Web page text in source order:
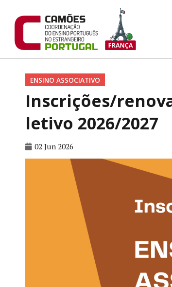
ENSINO ASSOCIATIVO
Inscrições/
letivo 2026/2027
02 Jun 2026